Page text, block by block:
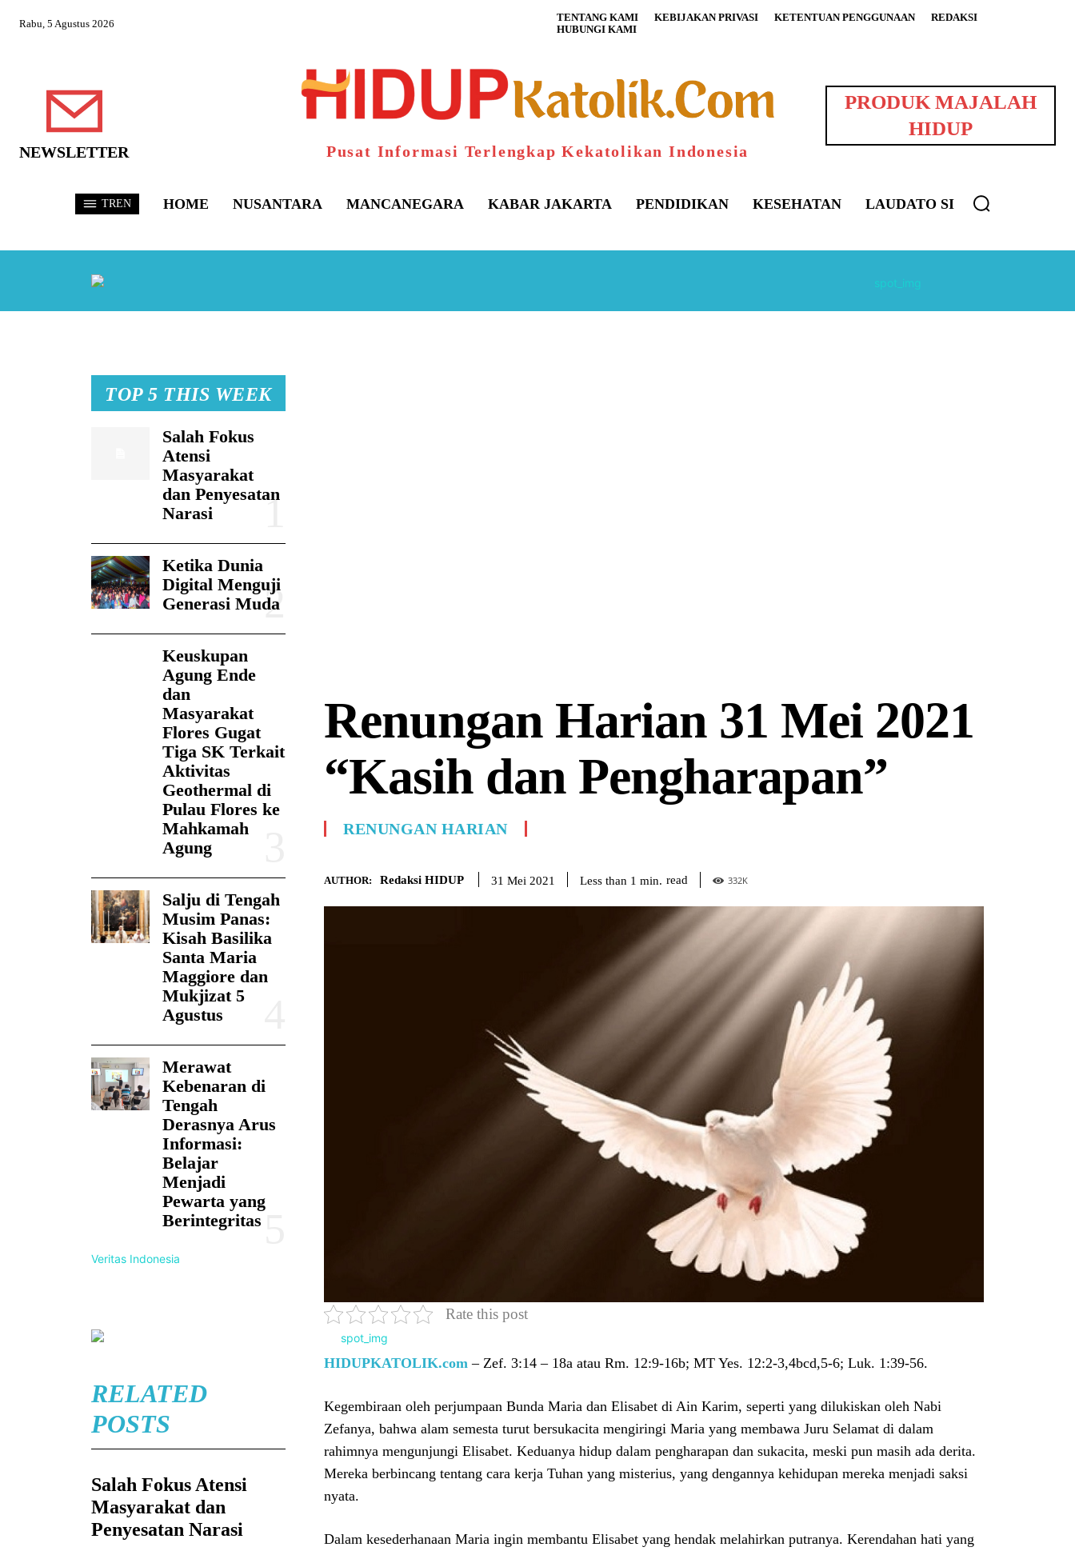
Rabu, 5 Agustus 2026 TENTANG KAMI KEBIJAKAN PRIVASI KETENTUAN PENGGUNAAN
REDAKSI
HUBUNGI KAMI
NEWSLETTER Pusat Informasi Terlengkap Kekatolikan Indonesia
PRODUK MAJALAH
HIDUP
TREN HOME NUSANTARA MANCANEGARA KABAR JAKARTA PENDIDIKAN KESEHATAN LAUDATO SI
TOP 5 THIS WEEK
Salah Fokus
Atensi
Masyarakat
dan Penyesatan
Narasi
Ketika Dunia
Digital Menguji
Generasi Muda
Keuskupan
Agung Ende
dan
Masyarakat
Flores Gugat
Tiga SK Terkait
Aktivitas
Geothermal di
Pulau Flores ke
Mahkamah
Agung
Salju di Tengah
Musim Panas:
Kisah Basilika
Santa Maria
Maggiore dan
Mukjizat 5
Agustus
Merawat
Kebenaran di
Tengah
Derasnya Arus
Informasi:
Belajar
Menjadi
Pewarta yang
Berintegritas
Veritas Indonesia
RELATED
POSTS
Salah Fokus Atensi
Masyarakat dan
Penyesatan Narasi
Renungan Harian 31 Mei 2021
“Kasih dan Pengharapan”
RENUNGAN HARIAN
AUTHOR: Redaksi HIDUP 31 Mei 2021 Less than 1 min. read 332K
Rate this post
HIDUPKATOLIK.com – Zef. 3:14 – 18a atau Rm. 12:9-16b; MT Yes. 12:2-3,4bcd,5-6; Luk. 1:39-56.
Kegembiraan oleh perjumpaan Bunda Maria dan Elisabet di Ain Karim, seperti yang dilukiskan oleh Nabi
Zefanya, bahwa alam semesta turut bersukacita mengiringi Maria yang membawa Juru Selamat di dalam
rahimnya mengunjungi Elisabet. Keduanya hidup dalam pengharapan dan sukacita, meski pun masih ada derita.
Mereka berbincang tentang cara kerja Tuhan yang misterius, yang dengannya kehidupan mereka menjadi saksi
nyata.
Dalam kesederhanaan Maria ingin membantu Elisabet yang hendak melahirkan putranya. Kerendahan hati yang